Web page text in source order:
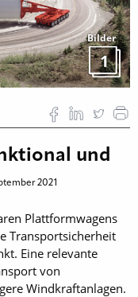
Bilder
1
und
2021
Plattformwagens
Transportsicherheit
Eine relevante
von
Windkraftanlagen.